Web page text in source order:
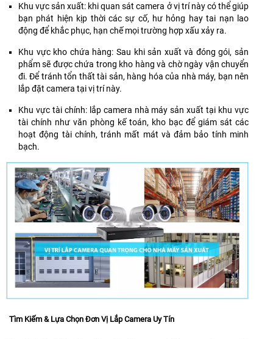
phát
hiện
thông
minh:
Hàng
rào
ảo,
nhập,
Bảo
vệ
tập
trung
phát
hiện
người,
xe,
Tích
hợp
mic
ghi
âm,
Khu vực sản xuất: khi quan sát camera ở vị trí này có thể giúp
bạn phát hiện kịp thời các sự cố, hư hỏng hay tai nạn lao
động để khắc phục, hạn chế mọi trường hợp xấu xảy ra.
Khu vực kho chứa hàng: Sau khi sản xuất và đóng gói, sản
phẩm sẽ được chứa trong kho hàng và chờ ngày vận chuyển
đi. Để tránh tổn thất tài sản, hàng hóa của nhà máy, bạn nên
lắp đặt camera tại vị trí này.
Khu vực tài chính: lắp camera nhà máy sản xuất tại khu vực
tài chính như văn phòng kế toán, kho bạc để giám sát các
hoạt động tài chính, tránh mất mát và đảm bảo tính minh
bạch.
Tìm Kiếm & Lựa Chọn Đơn Vị Lắp Camera Uy Tín